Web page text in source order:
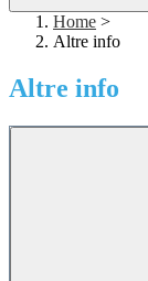
Home >
Altre info
Altre info